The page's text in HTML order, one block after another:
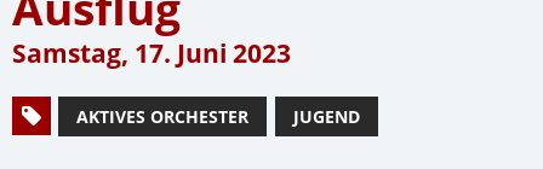
Samstag, 17. Juni 2023
AKTIVES ORCHESTER JUGEND